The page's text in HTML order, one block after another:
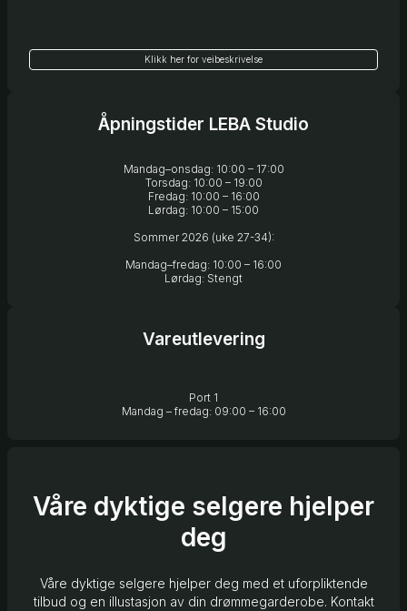
Klikk her for veibeskrivelse
Åpningstider LEBA Studio
Mandag–onsdag: 10:00 – 17:00
Torsdag: 10:00 – 19:00
Fredag: 10:00 – 16:00
Lørdag: 10:00 – 15:00
Sommer 2026 (uke 27-34):
Mandag–fredag: 10:00 – 16:00
Lørdag: Stengt
Vareutlevering
Port 1
Mandag – fredag: 09:00 – 16:00
Våre dyktige selgere hjelper
deg
Våre dyktige selgere hjelper deg med et uforpliktende
tilbud og en illustasjon av din drømmegarderobe. Kontakt